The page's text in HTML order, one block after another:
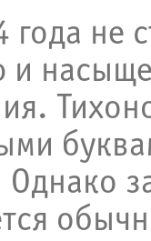
года не
и
Однако